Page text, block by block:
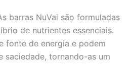
barras NuVai são formuladas
de nutrientes essenciais.
fonte de energia e podem
saciedade, tornando-as um